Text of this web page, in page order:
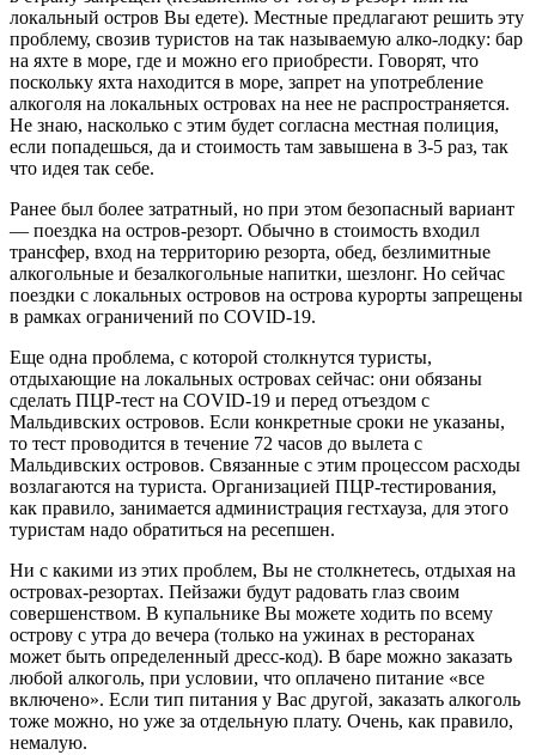
локальный остров Вы едете). Местные предлагают решить эту
проблему, свозив туристов на так называемую алко-лодку: бар
на яхте в море, где и можно его приобрести. Говорят, что
поскольку яхта находится в море, запрет на употребление
алкоголя на локальных островах на нее не распространяется.
Не знаю, насколько с этим будет согласна местная полиция,
если попадешься, да и стоимость там завышена в 3-5 раз, так
что идея так себе.
Ранее был более затратный, но при этом безопасный вариант
— поездка на остров-резорт. Обычно в стоимость входил
трансфер, вход на территорию резорта, обед, безлимитные
алкогольные и безалкогольные напитки, шезлонг. Но сейчас
поездки с локальных островов на острова курорты запрещены
в рамках ограничений по COVID-19.
Еще одна проблема, с которой столкнутся туристы,
отдыхающие на локальных островах сейчас: они обязаны
сделать ПЦР-тест на COVID-19 и перед отъездом с
Мальдивских островов. Если конкретные сроки не указаны,
то тест проводится в течение 72 часов до вылета с
Мальдивских островов. Связанные с этим процессом расходы
возлагаются на туриста. Организацией ПЦР-тестирования,
как правило, занимается администрация гестхауза, для этого
туристам надо обратиться на ресепшен.
Ни с какими из этих проблем, Вы не столкнетесь, отдыхая на
островах-резортах. Пейзажи будут радовать глаз своим
совершенством. В купальнике Вы можете ходить по всему
острову с утра до вечера (только на ужинах в ресторанах
может быть определенный дресс-код). В баре можно заказать
любой алкоголь, при условии, что оплачено питание «все
включено». Если тип питания у Вас другой, заказать алкоголь
тоже можно, но уже за отдельную плату. Очень, как правило,
немалую.